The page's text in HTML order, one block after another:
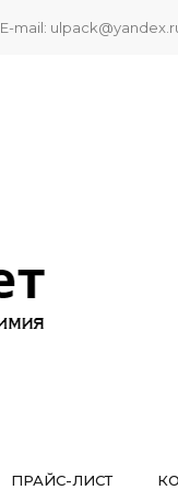
E-mail:
ПРАЙС-ЛИСТ